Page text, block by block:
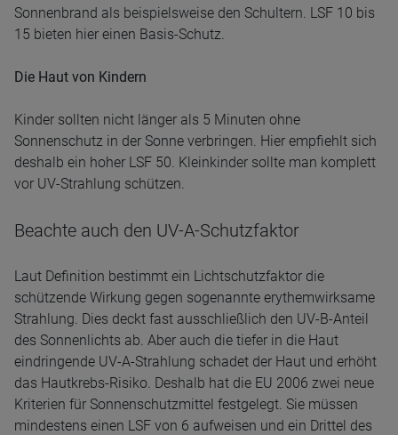
Sonnenbrand als beispielsweise den Schultern. LSF 10 bis
15 bieten hier einen Basis-Schutz.
Die Haut von Kindern
Kinder sollten nicht länger als 5 Minuten ohne
Sonnenschutz in der Sonne verbringen. Hier empfiehlt sich
deshalb ein hoher LSF 50. Kleinkinder sollte man komplett
vor UV-Strahlung schützen.
Beachte auch den UV-A-Schutzfaktor
Laut Definition bestimmt ein Lichtschutzfaktor die
schützende Wirkung gegen sogenannte erythemwirksame
Strahlung. Dies deckt fast ausschließlich den UV-B-Anteil
des Sonnenlichts ab. Aber auch die tiefer in die Haut
eindringende UV-A-Strahlung schadet der Haut und erhöht
das Hautkrebs-Risiko. Deshalb hat die EU 2006 zwei neue
Kriterien für Sonnenschutzmittel festgelegt. Sie müssen
mindestens einen LSF von 6 aufweisen und ein Drittel des